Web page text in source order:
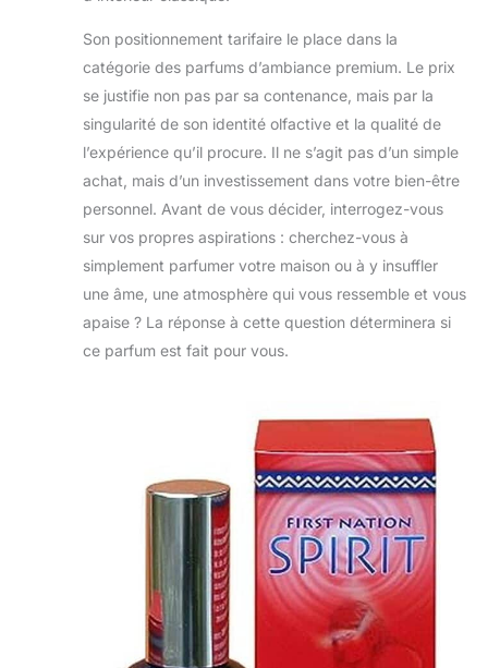
Son positionnement tarifaire le place dans la
catégorie des parfums d’ambiance premium. Le prix
se justifie non pas par sa contenance, mais par la
singularité de son identité olfactive et la qualité de
l’expérience qu’il procure. Il ne s’agit pas d’un simple
achat, mais d’un investissement dans votre bien-être
personnel. Avant de vous décider, interrogez-vous
sur vos propres aspirations : cherchez-vous à
simplement parfumer votre maison ou à y insuffler
une âme, une atmosphère qui vous ressemble et vous
apaise ? La réponse à cette question déterminera si
ce parfum est fait pour vous.